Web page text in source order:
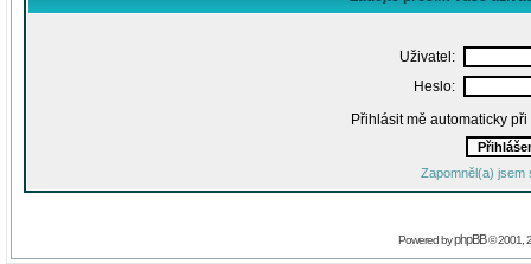
Uživatel:
Heslo:
Přihlásit mě automaticky
Zapomněl(a) jsem
Powered byphpBB© 2001,